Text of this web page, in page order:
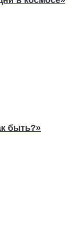
быть?»